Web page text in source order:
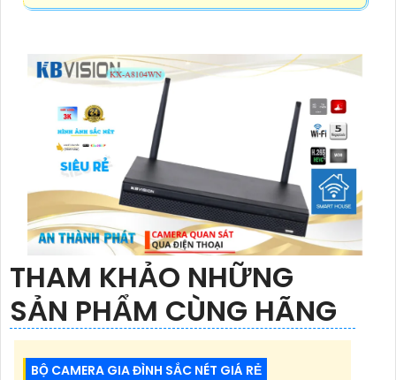
THAM KHẢO NHỮNG
SẢN PHẨM CÙNG HÃNG
BỘ CAMERA GIA ĐÌNH SẮC NÉT GIÁ RẺ